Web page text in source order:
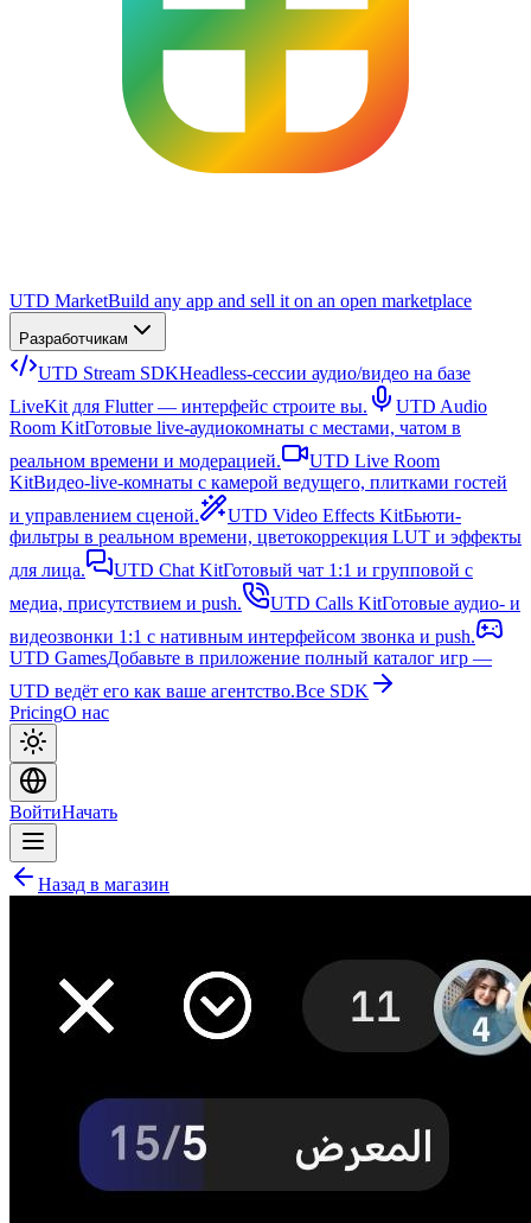
UTD MarketBuild any app and sell it on an open marketplace
Разработчикам
UTD Stream SDKHeadless-сессии аудио/видео на базе
LiveKit для Flutter — интерфейс строите вы.
UTD Audio
Room KitГотовые live-аудиокомнаты с местами, чатом в
реальном времени и модерацией.
UTD Live Room
KitВидео-live-комнаты с камерой ведущего, плитками гостей
и управлением сценой.
UTD Video Effects KitБьюти-
фильтры в реальном времени, цветокоррекция LUT и эффекты
для лица.
UTD Chat KitГотовый чат 1:1 и групповой с
медиа, присутствием и push.
UTD Calls KitГотовые аудио- и
видеозвонки 1:1 с нативным интерфейсом звонка и push.
UTD GamesДобавьте в приложение полный каталог игр —
UTD ведёт его как ваше агентство.Все SDK
PricingО нас
ВойтиНачать
Назад в магазин